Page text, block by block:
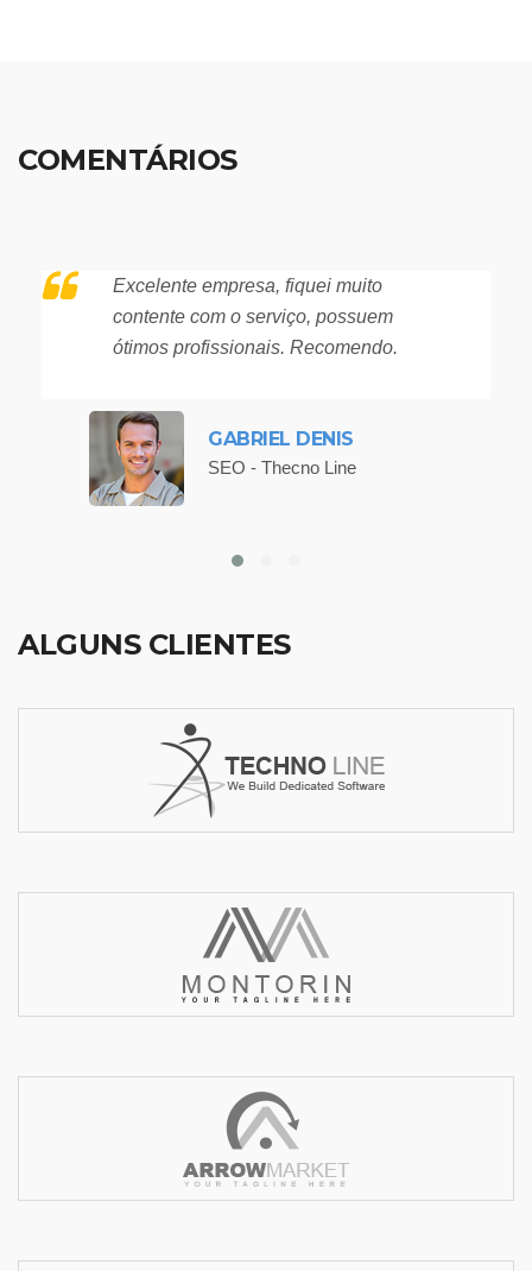
COMENTÁRIOS
Excelente empresa, fiquei muito
contente com o serviço, possuem
ótimos profissionais. Recomendo.
GABRIEL DENIS
SEO - Thecno Line
ALGUNS CLIENTES